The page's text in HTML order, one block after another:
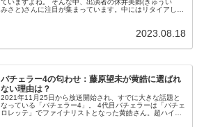
みさと)さんに注目が集まっています。中にはリタイアした
2023.08.18
バチェラー4の匂わせ：藤原望未が黄皓に選ばれ
ない理由は？
2021年11月25日から放送開始され、すでに大きな話題と
なっている「バチェラー4」。 4代目バチェラーは「バチェ
ロレッテ」でファイナリストとなった黄皓さん。超ハイス